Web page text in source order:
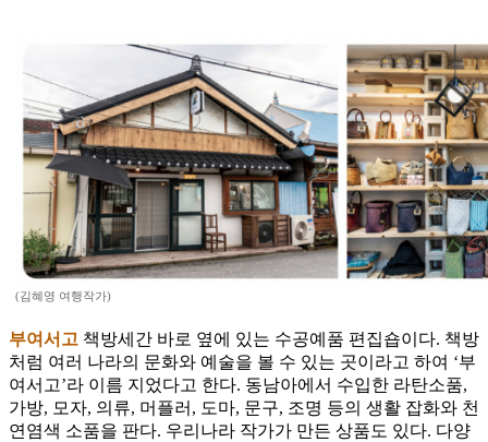
(김혜영 여행작가)
부여서고 책방세간 바로 옆에 있는 수공예품 편집숍이다. 책방
처럼 여러 나라의 문화와 예술을 볼 수 있는 곳이라고 하여 ‘부
여서고’라 이름 지었다고 한다. 동남아에서 수입한 라탄소품,
가방, 모자, 의류, 머플러, 도마, 문구, 조명 등의 생활 잡화와 천
연염색 소품을 판다. 우리나라 작가가 만든 상품도 있다. 다양